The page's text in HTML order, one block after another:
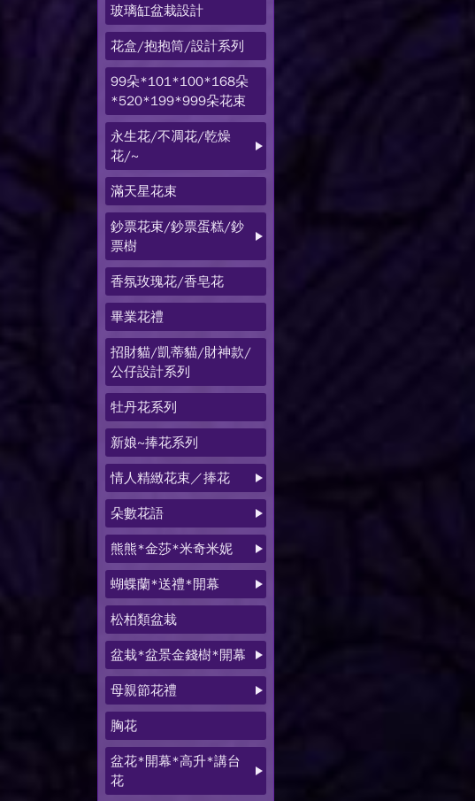
玻璃缸盆栽設計
花盒/抱抱筒/設計系列
99朵*101*100*168朵
*520*199*999朵花束
永生花/不凋花/乾燥
花/~
滿天星花束
鈔票花束/鈔票蛋糕/鈔
票樹
香氛玫瑰花/香皂花
畢業花禮
招財貓/凱蒂貓/財神款/
公仔設計系列
牡丹花系列
新娘~捧花系列
情人精緻花束／捧花
朵數花語
熊熊*金莎*米奇米妮
蝴蝶蘭*送禮*開幕
松柏類盆栽
盆栽*盆景金錢樹*開幕
母親節花禮
胸花
盆花*開幕*高升*講台
花